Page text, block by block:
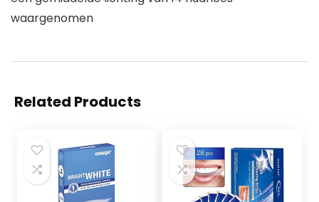
waargenomen
Related Products